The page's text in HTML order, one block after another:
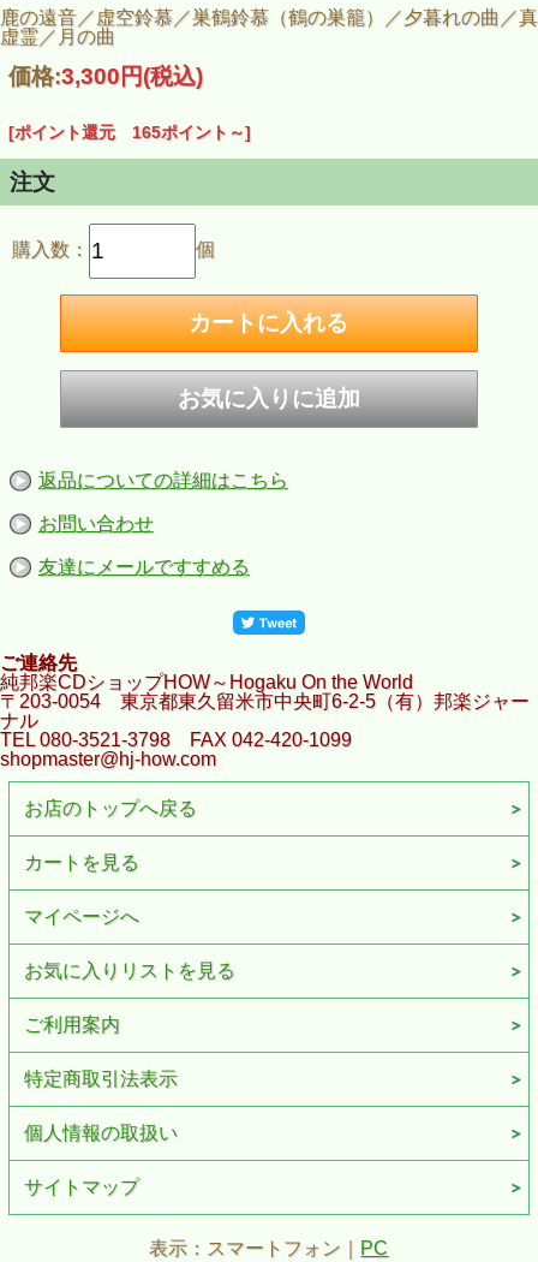
鹿の遠音／虚空鈴慕／巣鶴鈴慕（鶴の巣籠）／夕暮れの曲／真
虚霊／月の曲
価格:3,300円(税込)
[ポイント還元 165ポイント～]
注文
購入数： 個
返品についての詳細はこちら
お問い合わせ
友達にメールですすめる
ご連絡先
純邦楽CDショップHOW～Hogaku On the World
〒203-0054 東京都東久留米市中央町6-2-5（有）邦楽ジャー
ナル
TEL 080-3521-3798 FAX 042-420-1099
shopmaster@hj-how.com
お店のトップへ戻る
カートを見る
マイページへ
お気に入りリストを見る
ご利用案内
特定商取引法表示
個人情報の取扱い
サイトマップ
表示：スマートフォン｜ PC